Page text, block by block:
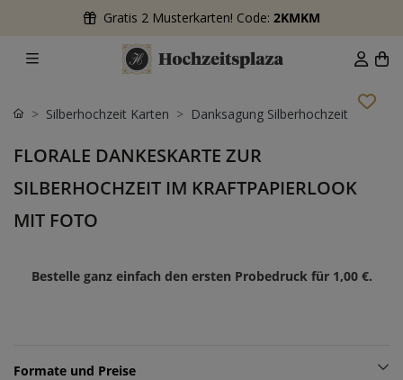
Gratis 2 Musterkarten! Code: 2KMKM
Silberhochzeit Karten Danksagung Silberhochzeit
FLORALE DANKESKARTE ZUR
SILBERHOCHZEIT IM KRAFTPAPIERLOOK
MIT FOTO
Bestelle ganz einfach den ersten Probedruck für 1,00 €.
Formate und Preise